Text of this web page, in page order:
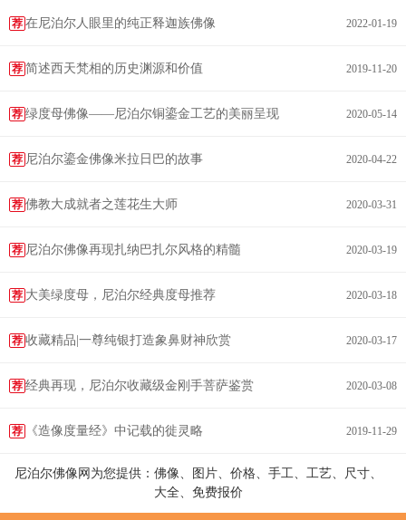
荐 在尼泊尔人眼里的纯正释迦族佛像 2022-01-19
荐 简述西天梵相的历史渊源和价值 2019-11-20
荐 绿度母佛像——尼泊尔铜鎏金工艺的美丽呈现 2020-05-14
荐 尼泊尔鎏金佛像米拉日巴的故事 2020-04-22
荐 佛教大成就者之莲花生大师 2020-03-31
荐 尼泊尔佛像再现扎纳巴扎尔风格的精髓 2020-03-19
荐 大美绿度母，尼泊尔经典度母推荐 2020-03-18
荐 收藏精品|一尊纯银打造象鼻财神欣赏 2020-03-17
荐 经典再现，尼泊尔收藏级金刚手菩萨鉴赏 2020-03-08
荐 《造像度量经》中记载的徙灵略 2019-11-29
尼泊尔佛像网为您提供：佛像、图片、价格、手工、工艺、尺寸、
大全、免费报价